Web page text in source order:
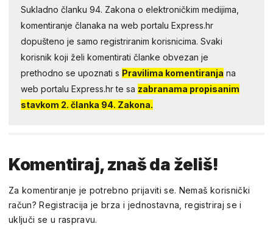
Sukladno članku 94. Zakona o elektroničkim medijima,
komentiranje članaka na web portalu Express.hr
dopušteno je samo registriranim korisnicima. Svaki
korisnik koji želi komentirati članke obvezan je
prethodno se upoznati s Pravilima komentiranja na
web portalu Express.hr te sa zabranama propisanim
stavkom 2. članka 94. Zakona.
Komentiraj, znaš da želiš!
Za komentiranje je potrebno prijaviti se. Nemaš korisnički
račun? Registracija je brza i jednostavna, registriraj se i
uključi se u raspravu.